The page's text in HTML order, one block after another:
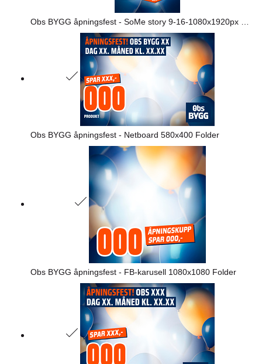
Obs BYGG åpningsfest - Netboard 580x400 Folder
Obs BYGG åpningsfest - FB-karusell 1080x1080 Folder